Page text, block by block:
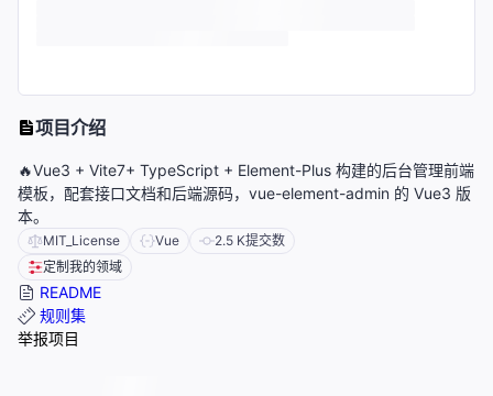
项目介绍
🔥Vue3 + Vite7+ TypeScript + Element-Plus 构建的后台管理前端
模板，配套接口文档和后端源码，vue-element-admin 的 Vue3 版
本。
MIT_License Vue 2.5 K提交数
定制我的领域
README
规则集
举报项目